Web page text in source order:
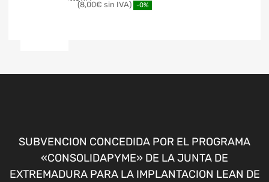
8,00€ -0%
SUBVENCION CONCEDIDA POR EL PROGRAMA
«CONSOLIDAPYME» DE LA JUNTA DE
EXTREMADURA PARA LA IMPLANTACION LEAN DE